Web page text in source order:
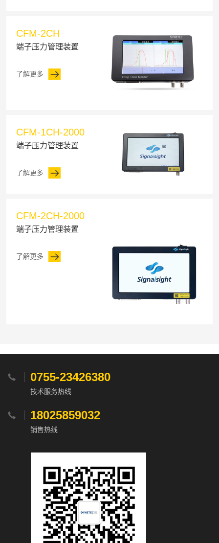
CFM-2CH
端子压力管理装置
了解更多
CFM-1CH-2000
端子压力管理装置
了解更多
CFM-2CH-2000
端子压力管理装置
了解更多
 0755-23426380
技术服务热线
 18025859032
销售热线